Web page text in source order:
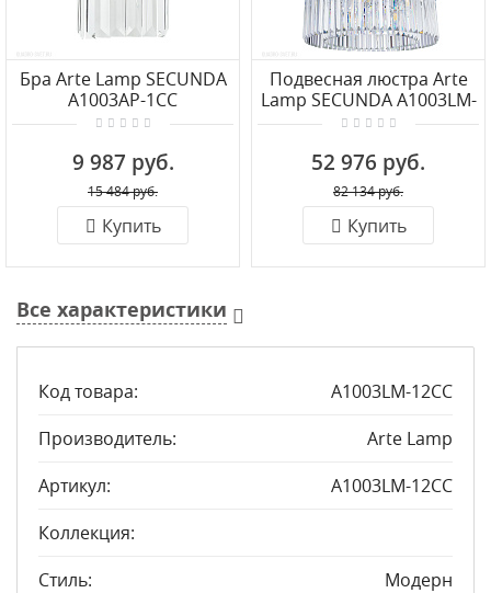
Бра Arte Lamp SECUNDA
A1003AP-1CC
9 987 руб.
15 484 руб.
Купить
Подвесная люстра Arte
Lamp SECUNDA A1003LM-
8CC
52 976 руб.
82 134 руб.
Купить
Все характеристики
Код товара:
A1003LM-12CC
Производитель:
Arte Lamp
Артикул:
A1003LM-12CC
Коллекция:
Стиль:
Модерн